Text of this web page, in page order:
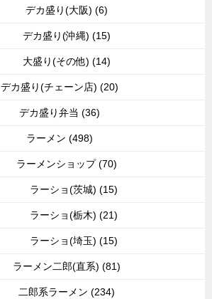
デカ盛り(大阪) (6)
デカ盛り(沖縄) (15)
大盛り(その他) (14)
デカ盛り(チェーン店) (20)
デカ盛り弁当 (36)
ラーメン (498)
ラーメンショップ (70)
ラーショ(茨城) (15)
ラーショ(栃木) (21)
ラーショ(埼玉) (15)
ラーメン二郎(直系) (81)
二郎系ラーメン (234)